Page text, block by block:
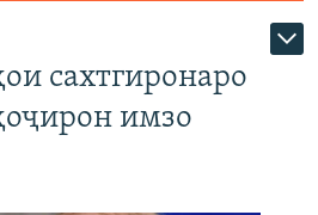
сахтгиронаро
имзо